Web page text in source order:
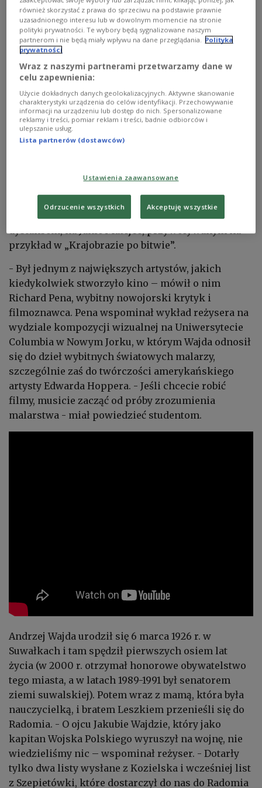
Kult „bohaterszczyzny” był dla niego nie do
przyjęcia, bo bohaterstwo musi mieć też sens.
Bohaterstwo bezsensowne zamienia się w klęskę
obciążającą kolejne pokolenia – zauważał na
łamach „Więzi” ks. Andrzej Luter.
Andrzej Wajda był malarzem, który został
reżyserem; tworzył duże filmy, jak „Człowiek z
marmuru” lub „Ziemia obiecaną”, ale też utwory
bardziej kameralne, najczęściej inspirowane
malarstwa polskiego oraz, do pewnego stopnia z
dystansem, na Janie Matejce, przywoływanym na
przykład w „Krajobrazie po bitwie”.
- Był jednym z największych artystów, jakich
kiedykolwiek stworzyło kino – mówił o nim
Richard Pena, wybitny nowojorski krytyk i
filmoznawca. Pena wspominał wykład reżysera na
wydziale kompozycji wizualnej na Uniwersytecie
Columbia w Nowym Jorku, w którym Wajda odnosił
się do dzieł wybitnych światowych malarzy,
szczególnie zaś do twórczości amerykańskiego
artysty Edwarda Hoppera. - Jeśli chcecie robić
filmy, musicie zacząć od próby zrozumienia
malarstwa - miał powiedzieć studentom.
Andrzej Wajda urodził się 6 marca 1926 r. w
Suwałkach i tam spędził pierwszych osiem lat
życia (w 2000 r. otrzymał honorowe obywatelstwo
tego miasta, a w latach 1989-1991 był senatorem
ziemi suwalskiej). Potem wraz z mamą, która była
nauczycielką, i bratem Leszkiem przenieśli się do
Radomia. - O ojcu Jakubie Wajdzie, który jako
kapitan Wojska Polskiego wyruszył na wojnę, nie
wiedzieliśmy nic – wspominał reżyser. - Dotarły
tylko dwa listy wysłane z Kozielska i wcześniej list
z Szepietówki, które dostarczył do nas do Radomia
również skorzystać z prawa do sprzeciwu na podstawie prawnie
uzasadnionego interesu lub w dowolnym momencie na stronie
polityki prywatności. Te wybory będą sygnalizowane naszym
partnerom i nie będą miały wpływu na dane przeglądania. Polityka
prywatności
Wraz z naszymi partnerami przetwarzamy dane w
celu zapewnienia:
Użycie dokładnych danych geolokalizacyjnych. Aktywne skanowanie
charakterystyki urządzenia do celów identyfikacji. Przechowywanie
informacji na urządzeniu lub dostęp do nich. Spersonalizowane
reklamy i treści, pomiar reklam i treści, badnie odbiorców i
ulepszanie usług.
Lista partnerów (dostawców)
Ustawienia zaawansowane
Odrzucenie wszystkich Akceptuję wszystkie